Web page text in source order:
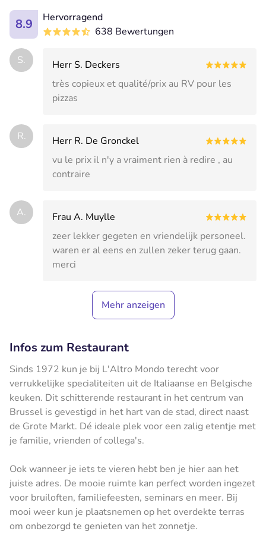
8.9
Hervorragend
638 Bewertungen
S.
Herr S. Deckers
très copieux et qualité/prix au RV pour les
pizzas
R.
Herr R. De Gronckel
vu le prix il n'y a vraiment rien à redire , au
contraire
A.
Frau A. Muylle
zeer lekker gegeten en vriendelijk personeel.
waren er al eens en zullen zeker terug gaan.
merci
Mehr anzeigen
Infos zum Restaurant
Sinds 1972 kun je bij L'Altro Mondo terecht voor
verrukkelijke specialiteiten uit de Italiaanse en Belgische
keuken. Dit schitterende restaurant in het centrum van
Brussel is gevestigd in het hart van de stad, direct naast
de Grote Markt. Dé ideale plek voor een zalig etentje met
je familie, vrienden of collega's.
Ook wanneer je iets te vieren hebt ben je hier aan het
juiste adres. De mooie ruimte kan perfect worden ingezet
voor bruiloften, familiefeesten, seminars en meer. Bij
mooi weer kun je plaatsnemen op het overdekte terras
om onbezorgd te genieten van het zonnetje.